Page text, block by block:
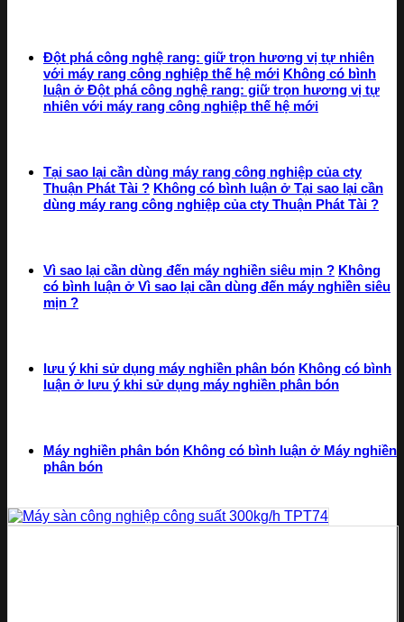
Đột phá công nghệ rang: giữ trọn hương vị tự nhiên
với máy rang công nghiệp thế hệ mới Không có bình
luận ở Đột phá công nghệ rang: giữ trọn hương vị tự
nhiên với máy rang công nghiệp thế hệ mới
Tại sao lại cần dùng máy rang công nghiệp của cty
Thuận Phát Tài ? Không có bình luận ở Tại sao lại cần
dùng máy rang công nghiệp của cty Thuận Phát Tài ?
Vì sao lại cần dùng đến máy nghiền siêu mịn ? Không
có bình luận ở Vì sao lại cần dùng đến máy nghiền siêu
mịn ?
lưu ý khi sử dụng máy nghiền phân bón Không có bình
luận ở lưu ý khi sử dụng máy nghiền phân bón
Máy nghiền phân bón Không có bình luận ở Máy nghiền
phân bón